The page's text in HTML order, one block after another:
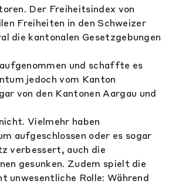
Der Freiheitsindex von
Freiheiten in den Schweizer
die kantonalen Gesetzgebungen
und schaffte es
jedoch vom Kanton
von den Kantonen Aargau und
Vielmehr haben
aufgeschlossen oder es sogar
verbessert, auch die
gesunken. Zudem spielt die
unwesentliche Rolle: Während